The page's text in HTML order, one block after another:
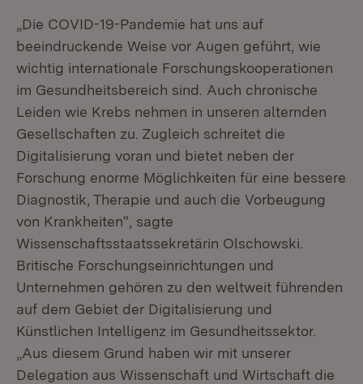
„Die COVID-19-Pandemie hat uns auf
beeindruckende Weise vor Augen geführt, wie
wichtig internationale Forschungskooperationen
im Gesundheitsbereich sind. Auch chronische
Leiden wie Krebs nehmen in unseren alternden
Gesellschaften zu. Zugleich schreitet die
Digitalisierung voran und bietet neben der
Forschung enorme Möglichkeiten für eine bessere
Diagnostik, Therapie und auch die Vorbeugung
von Krankheiten“, sagte
Wissenschaftsstaatssekretärin Olschowski.
Britische Forschungseinrichtungen und
Unternehmen gehören zu den weltweit führenden
auf dem Gebiet der Digitalisierung und
Künstlichen Intelligenz im Gesundheitssektor.
„Aus diesem Grund haben wir mit unserer
Delegation aus Wissenschaft und Wirtschaft die